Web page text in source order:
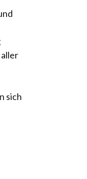
sich